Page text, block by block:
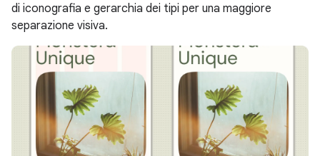
di iconografia e gerarchia dei tipi per una maggiore
separazione visiva.